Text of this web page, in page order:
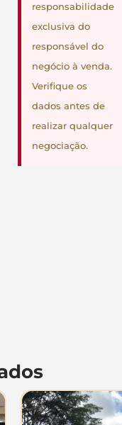
responsabilidade
exclusiva do
responsável do
negócio à venda.
Verifique os
dados antes de
realizar qualquer
negociação.